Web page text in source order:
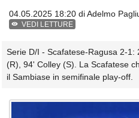
04.05.2025 18:20 diAdelmo
VEDI LETTURE
Serie D/I - Scafatese-Ragusa 2-1:
(R), 94' Colley (S). La Scafatese
il Sambiase in semifinale play-off.